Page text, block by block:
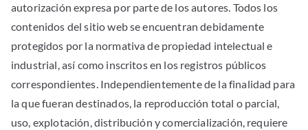
autorización expresa por parte de los autores. Todos los
contenidos del sitio web se encuentran debidamente
protegidos por la normativa de propiedad intelectual e
industrial, así como inscritos en los registros públicos
correspondientes. Independientemente de la finalidad para
la que fueran destinados, la reproducción total o parcial,
uso, explotación, distribución y comercialización, requiere